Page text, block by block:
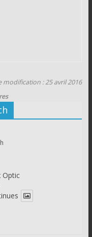
modification : 25 avril 2016
Optic